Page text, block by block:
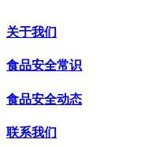
关于我们
食品安全常识
食品安全动态
联系我们